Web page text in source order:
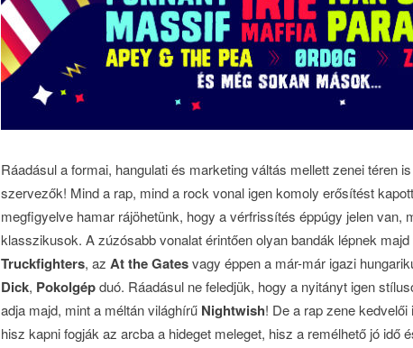
Ráadásul a formai, hangulati és marketing váltás mellett zenei téren
szervezők! Mind a rap, mind a rock vonal igen komoly erősítést
megfigyelve hamar rájöhetünk, hogy a vérfrissítés éppúgy jelen van,
klasszikusok. A zúzósabb vonalat érintően olyan bandák lépnek
Truckfighters, az At the Gatesvagy éppen a már-már igazi
Dick, Pokolgépduó. Ráadásul ne feledjük, hogy a nyitányt igen
adja majd, mint a méltán világhírű Nightwish! De a rap zene
hisz kapni fogják az arcba a hideget meleget, hisz a remélhető jó idő